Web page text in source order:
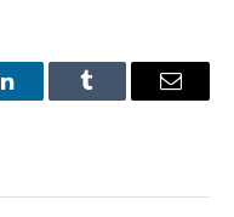
LinkedInTumblr Email